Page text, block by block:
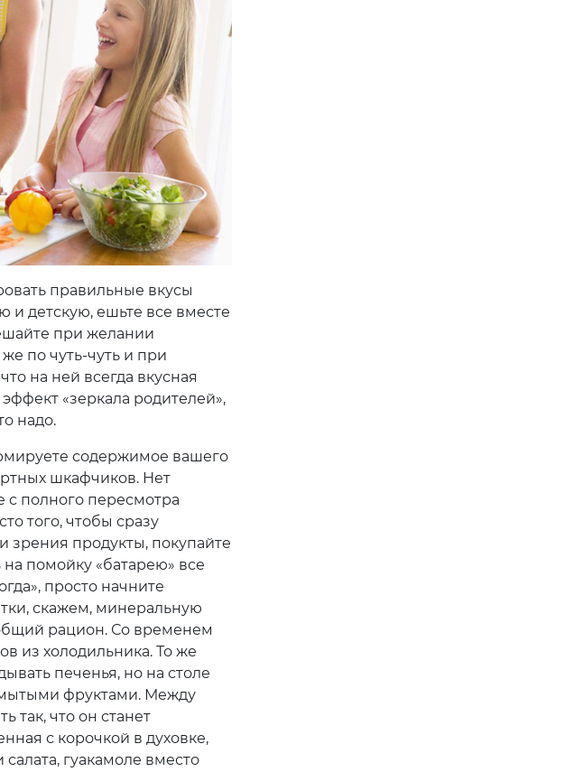
правильные вкусы
и детскую, ешьте все вместе
при желании
по чуть-чуть и при
на ней всегда вкусная
«зеркала родителей»,
надо.
содержимое вашего
шкафчиков. Нет
с полного пересмотра
того, чтобы cразу
зрения продукты, покупайте
помойку «батарею» все
просто начните
скажем, минеральную
рацион. Со временем
из холодильника. То же
печенья, но на столе
фруктами. Между
так, что он станет
с корочкой в духовке,
гуакамоле вместо